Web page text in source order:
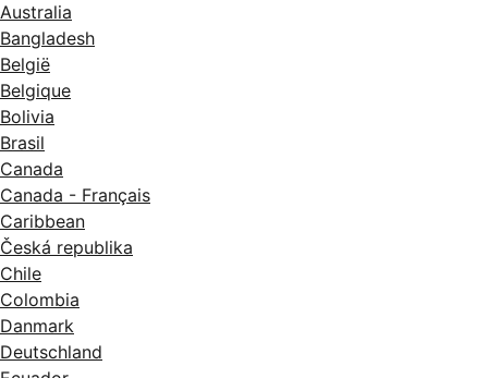
Australia
Bangladesh
België
Belgique
Bolivia
Brasil
Canada
Canada - Français
Caribbean
Česká republika
Chile
Colombia
Danmark
Deutschland